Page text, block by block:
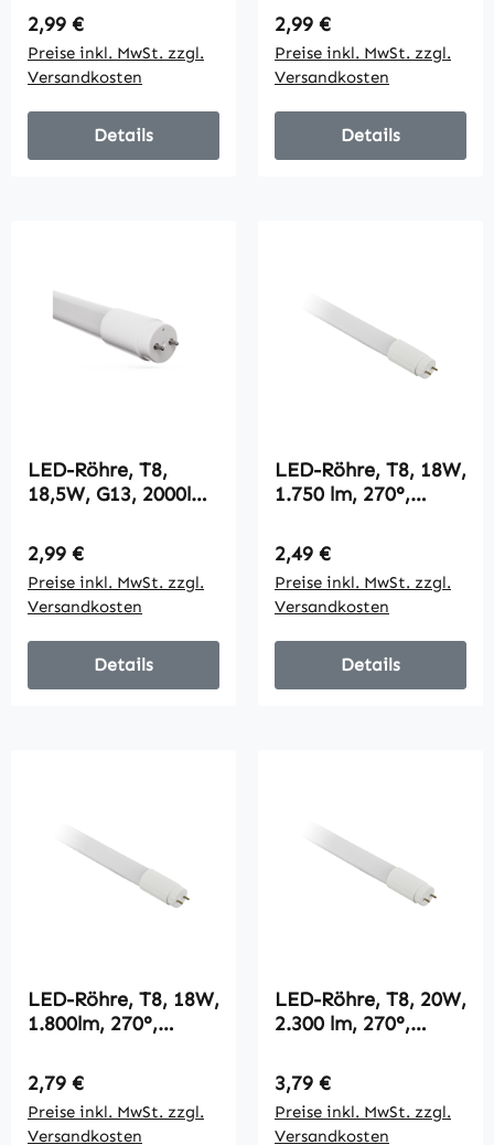
Plastik,
26mmx1200mm
Regulärer Preis:
2,99 €
Preise inkl. MwSt. zzgl.
Versandkosten
Details
Plastik,
26mmx1200mm
Regulärer Preis:
2,99 €
Preise inkl. MwSt. zzgl.
Versandkosten
Details
LED-Röhre, T8,
18,5W, G13, 2000lm,
Plastik,
26mmx1200mm
Regulärer Preis:
2,99 €
Preise inkl. MwSt. zzgl.
Versandkosten
Details
LED-Röhre, T8, 18W,
1.750 lm, 270°,
tageslichtweiß
Regulärer Preis:
2,49 €
Preise inkl. MwSt. zzgl.
Versandkosten
Details
LED-Röhre, T8, 18W,
1.800lm, 270°,
Regulärer Preis:
2,79 €
Preise inkl. MwSt. zzgl.
Versandkosten
LED-Röhre, T8, 20W,
2.300 lm, 270°,
Regulärer Preis:
3,79 €
Preise inkl. MwSt. zzgl.
Versandkosten